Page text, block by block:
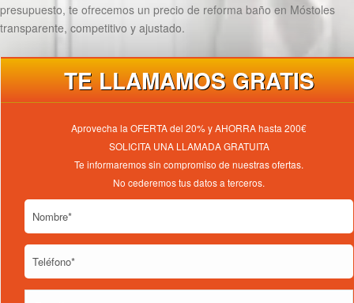
presupuesto, te ofrecemos un precio de reforma baño en Móstoles
transparente, competitivo y ajustado.
TE LLAMAMOS GRATIS
Aprovecha la OFERTA del 20% y AHORRA hasta 200€
SOLICITA UNA LLAMADA GRATUITA
Te informaremos sin compromiso de nuestras ofertas.
No cederemos tus datos a terceros.